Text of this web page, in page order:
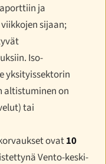
ja
sijaan;
Iso-
yksityissektorin
altistuminen on
tai
ovat10
Vento-keski-